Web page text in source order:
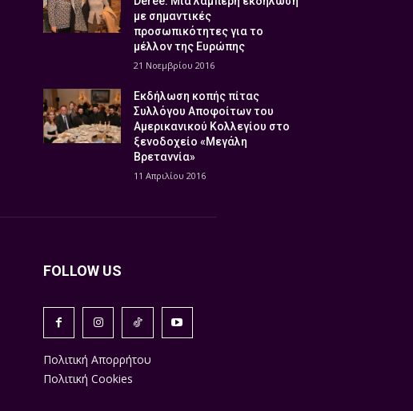
με σημαντικές
προσωπικότητες για το
μέλλον της Ευρώπης
21 Νοεμβρίου 2016
Εκδήλωση κοπής πίτας
Συλλόγου Αποφοίτων του
Αμερικανικού Κολλεγίου στο
ξενοδοχείο «Μεγάλη
Βρεταννία»
11 Απριλίου 2016
FOLLOW US
Πολιτική Απορρήτου
Πολιτική Cookies